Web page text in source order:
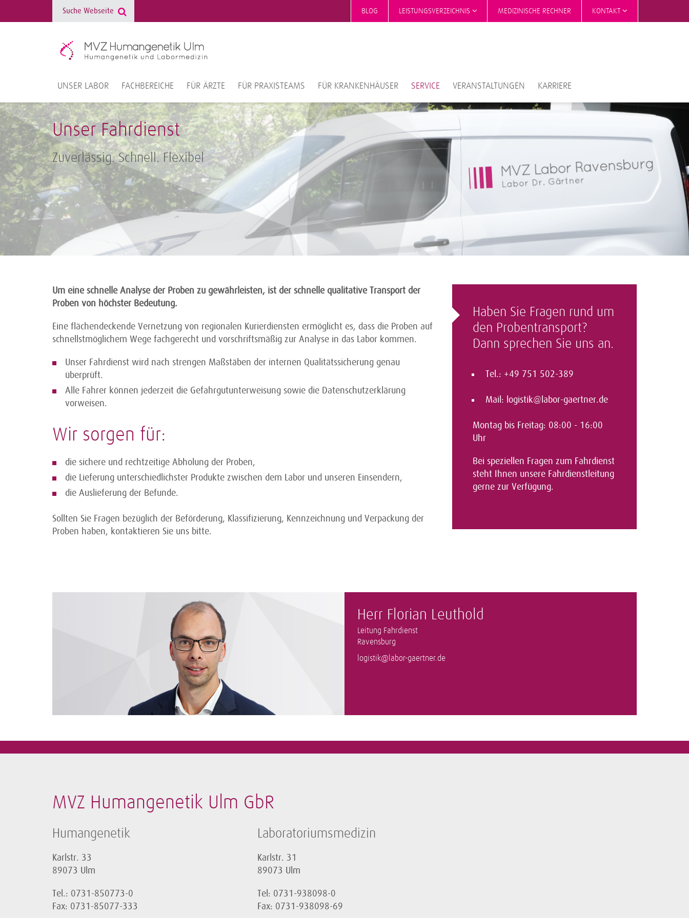
BLOG LEISTUNGSVERZEICHNIS MEDIZINISCHE RECHNER KONTAKT
UNSER LABOR FACHBEREICHE FÜR ÄRZTE FÜR PRAXISTEAMS FÜR KRANKENHÄUSER SERVICE VERANSTALTUNGEN KARRIERE
Unser Fahrdienst
Zuverlässig. Schnell. Flexibel
Um eine schnelle Analyse der Proben zu gewährleisten, ist der schnelle qualitative Transport der
Proben von höchster Bedeutung.
Eine flächendeckende Vernetzung von regionalen Kurierdiensten ermöglicht es, dass die Proben auf
schnellstmöglichem Wege fachgerecht und vorschriftsmäßig zur Analyse in das Labor kommen.
Unser Fahrdienst wird nach strengen Maßstäben der internen Qualitätssicherung genau
überprüft.
Alle Fahrer können jederzeit die Gefahrgutunterweisung sowie die Datenschutzerklärung
vorweisen.
Wir sorgen für:
die sichere und rechtzeitige Abholung der Proben,
die Lieferung unterschiedlichster Produkte zwischen dem Labor und unseren Einsendern,
die Auslieferung der Befunde.
Sollten Sie Fragen bezüglich der Beförderung, Klassifizierung, Kennzeichnung und Verpackung der
Proben haben, kontaktieren Sie uns bitte.
Haben Sie Fragen rund um
den Probentransport?
Dann sprechen Sie uns an.
Tel.: +49 751 502-389
Mail: logistik@labor-gaertner.de
Montag bis Freitag: 08:00 - 16:00
Uhr
Bei speziellen Fragen zum Fahrdienst
steht Ihnen unsere Fahrdienstleitung
gerne zur Verfügung.
Herr Florian Leuthold
Leitung Fahrdienst
Ravensburg
logistik@labor-gaertner.de
MVZ Humangenetik Ulm GbR
Humangenetik
Karlstr. 33
89073 Ulm
Tel.: 0731-850773-0
Fax: 0731-85077-333
Laboratoriumsmedizin
Karlstr. 31
89073 Ulm
Tel: 0731-938098-0
Fax: 0731-938098-69